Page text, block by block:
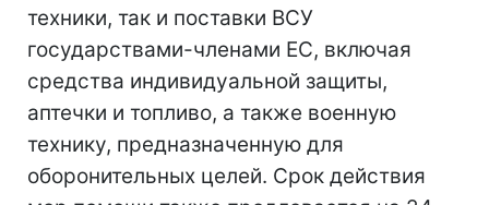
техники, так и поставки ВСУ
государствами-членами ЕС, включая
средства индивидуальной защиты,
аптечки и топливо, а также военную
технику, предназначенную для
оборонительных целей. Срок действия